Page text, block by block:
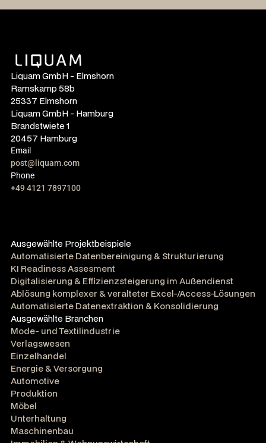
Liquam GmbH - Elmshorn
Ramskamp 58b
25337 Elmshorn
Liquam GmbH - Hamburg
Brandstwiete 1
20457 Hamburg
Email
post@liquam.com
Phone
+49 4121 7897100
Ausgewählte Projektbeispiele
Automatisierte Datenbereinigung & Strukturierung
KI Readiness Assesment
Digitalisierung & Effizienzsteigerung im Außendienst
Ablösung komplexer & veralteter Excel-/Access-Lösungen
Automatisierte Datenextraktion & Konsolidierung
Ausgewählte Branchen
Mode- und Textilindustrie
Verlagswesen
Einzelhandel
Energie & Versorgung
Automotive
Produktion
Möbel
Unterhaltung
Maschinenbau